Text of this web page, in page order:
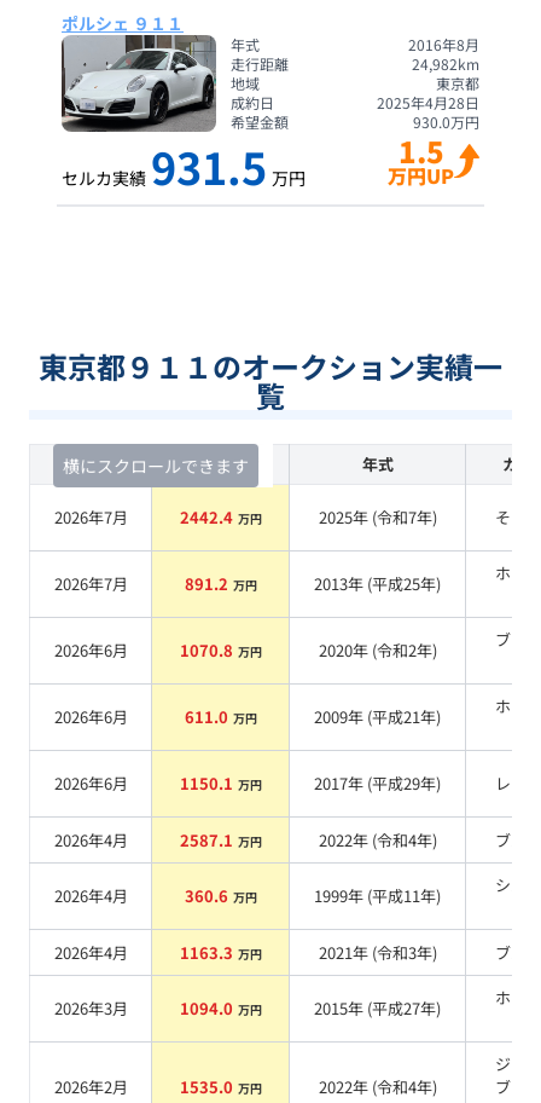
ポルシェ ９１１
年式
2016年8月
走行距離
24,982km
地域
東京都
成約日
2025年4月28日
希望金額
930.0万円
セルカ実績 931.5 万円
1.5
万円UP
東京都９１１のオークション実績一
覧
横にスクロールできます
査定時期 セルカ実績 年式 カラ
2026年7月 2442.4 万円 2025年 (令和7年) その他
2026年7月 891.2 万円 2013年 (平成25年)
ホワ
2026年6月 1070.8 万円 2020年 (令和2年)
ブラ
2026年6月 611.0 万円 2009年 (平成21年)
ホワ
2026年6月 1150.1 万円 2017年 (平成29年) レッド
2026年4月 2587.1 万円 2022年 (令和4年) ブルー
2026年4月 360.6 万円 1999年 (平成11年)
シル
2026年4月
1163.3 万円 2021年 (令和3年) ブルー
2026年3月 1094.0 万円 2015年 (平成27年)
ホワ
2026年2月 1535.0 万円 2022年 (令和4年)
ジェ
ブラ